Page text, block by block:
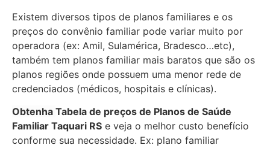
Existem diversos tipos de planos familiares e os
preços do convênio familiar pode variar muito por
operadora (ex: Amil, Sulamérica, Bradesco…etc),
também tem planos familiar mais baratos que são os
planos regiões onde possuem uma menor rede de
credenciados (médicos, hospitais e clínicas).
Obtenha Tabela de preços de Planos de Saúde
Familiar Taquari RS e veja o melhor custo benefício
conforme sua necessidade. Ex: plano familiar